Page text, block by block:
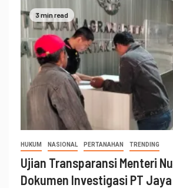
3 min read
HUKUM NASIONAL PERTANAHAN TRENDING
Ujian Transparansi Menteri
Dokumen Investigasi PT